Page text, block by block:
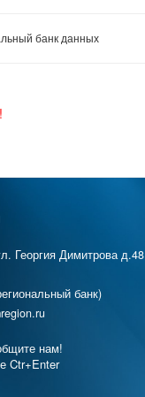
банк данных
Георгия Димитрова д.48
банк)
нам!
Ctr+Enter